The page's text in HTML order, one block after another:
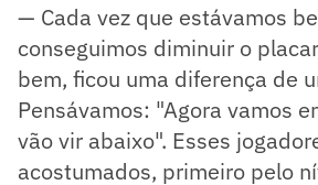
— Cada vez que estávamos
conseguimos diminuir o
bem, ficou uma diferença de
Pensávamos: "Agora vamos
vão vir abaixo". Esses
acostumados, primeiro pelo